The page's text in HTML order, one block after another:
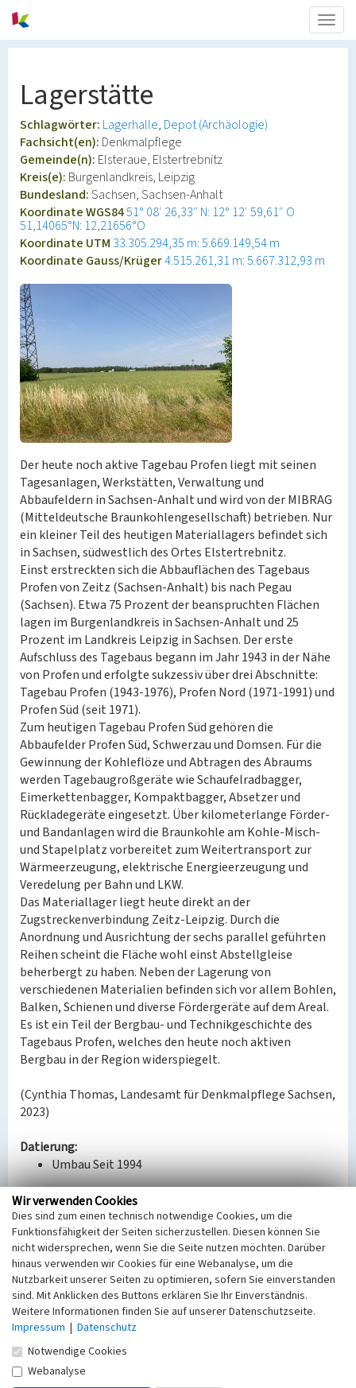
Lagerstätte
Schlagwörter: Lagerhalle Depot (Archäologie)
Fachsicht(en): Denkmalpflege
Gemeinde(n): Elsteraue, Elstertrebnitz
Kreis(e): Burgenlandkreis, Leipzig
Bundesland:Sachsen, Sachsen-Anhalt
Koordinate WGS8451° 08′ 26,33″ N: 12° 12′ 59,61″ O
51,14065°N: 12,21656°O
Koordinate UTM 33.305.294,35 m: 5.669.149,54 m
Koordinate Gauss/Krüger4.515.261,31 m: 5.667.312,93 m
Der heute noch aktive Tagebau Profen liegt mit seinen
Tagesanlagen, Werkstätten, Verwaltung und
Abbaufeldern in Sachsen-Anhalt und wird von der MIBRAG
(Mitteldeutsche Braunkohlengesellschaft) betrieben. Nur
ein kleiner Teil des heutigen Materiallagers befindet sich
in Sachsen, südwestlich des Ortes Elstertrebnitz.
Einst erstreckten sich die Abbauflächen des Tagebaus
Profen von Zeitz (Sachsen-Anhalt) bis nach Pegau
(Sachsen). Etwa 75 Prozent der beanspruchten Flächen
lagen im Burgenlandkreis in Sachsen-Anhalt und 25
Prozent im Landkreis Leipzig in Sachsen. Der erste
Aufschluss des Tagebaus begann im Jahr 1943 in der Nähe
von Profen und erfolgte sukzessiv über drei Abschnitte:
Tagebau Profen (1943-1976), Profen Nord (1971-1991) und
Profen Süd (seit 1971).
Zum heutigen Tagebau Profen Süd gehören die
Abbaufelder Profen Süd, Schwerzau und Domsen. Für die
Gewinnung der Kohleflöze und Abtragen des Abraums
werden Tagebaugroßgeräte wie Schaufelradbagger,
Eimerkettenbagger, Kompaktbagger, Absetzer und
Rückladegeräte eingesetzt. Über kilometerlange Förder-
und Bandanlagen wird die Braunkohle am Kohle-Misch-
und Stapelplatz vorbereitet zum Weitertransport zur
Wärmeerzeugung, elektrische Energieerzeugung und
Veredelung per Bahn und LKW.
Das Materiallager liegt heute direkt an der
Zugstreckenverbindung Zeitz-Leipzig. Durch die
Anordnung und Ausrichtung der sechs parallel geführten
Reihen scheint die Fläche wohl einst Abstellgleise
beherbergt zu haben. Neben der Lagerung von
verschiedenen Materialien befinden sich vor allem Bohlen,
Balken, Schienen und diverse Fördergeräte auf dem Areal.
Es ist ein Teil der Bergbau- und Technikgeschichte des
Tagebaus Profen, welches den heute noch aktiven
Bergbau in der Region widerspiegelt.
(Cynthia Thomas, Landesamt für Denkmalpflege Sachsen,
2023)
Datierung:
Umbau Seit 1994
Quellen/Literaturangaben:
Lausitzer und Mitteldeutsche Bergbau-
Verwaltungsgesellschaft mbH: Profen.
Mitteldeutsches Braunkohlenrevier. Wandlungen
und Perspektiven 19. 2016.
Bauherr / Auftraggeber:
Eigentümer: MIBRAG mbH (GND: 16330196-7 )
BKM-Nummer:30600202
Wir verwenden Cookies
Dies sind zum einen technisch notwendige Cookies, um die
Funktionsfähigkeit der Seiten sicherzustellen. Diesen können Sie
nicht widersprechen, wenn Sie die Seite nutzen möchten. Darüber
hinaus verwenden wir Cookies für eine Webanalyse, um die
Nutzbarkeit unserer Seiten zu optimieren, sofern Sie einverstanden
sind. Mit Anklicken des Buttons erklären Sie Ihr Einverständnis.
Weitere Informationen finden Sie auf unserer Datenschutzseite.
Impressum | Datenschutz
Notwendige Cookies
Webanalyse